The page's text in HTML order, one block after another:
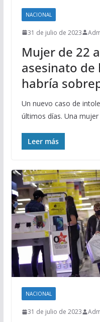
NACIONAL
31 de julio de 2023
Mujer de 22
asesinato de
habría
Un nuevo caso de
últimos días. Una
Leer más
NACIONAL
31 de julio de 2023